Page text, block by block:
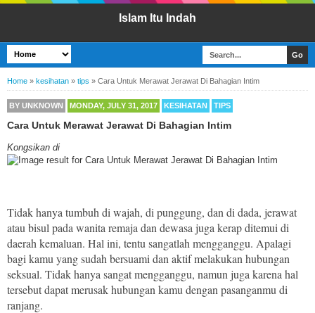
Islam Itu Indah
Home » kesihatan » tips » Cara Untuk Merawat Jerawat Di Bahagian Intim
BY UNKNOWN MONDAY, JULY 31, 2017 KESIHATAN TIPS
Cara Untuk Merawat Jerawat Di Bahagian Intim
Kongsikan di
Tidak hanya tumbuh di wajah, di punggung, dan di dada, jerawat
atau bisul pada wanita remaja dan dewasa juga kerap ditemui di
daerah kemaluan. Hal ini, tentu sangatlah mengganggu. Apalagi
bagi kamu yang sudah bersuami dan aktif melakukan hubungan
seksual. Tidak hanya sangat mengganggu, namun juga karena hal
tersebut dapat merusak hubungan kamu dengan pasanganmu di
ranjang.